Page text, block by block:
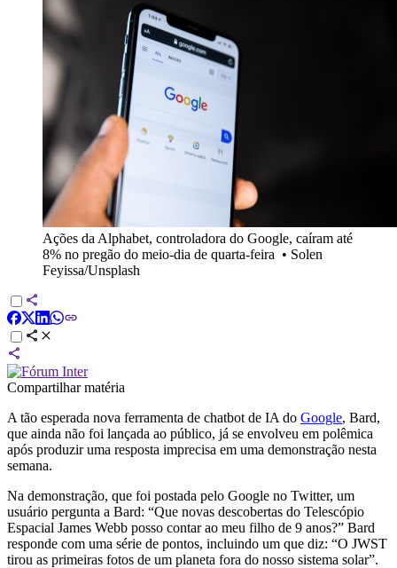
Ações da Alphabet, controladora do Google, caíram até
8% no pregão do meio-dia de quarta-feira • Solen
Feyissa/Unsplash
Compartilhar matéria
A tão esperada nova ferramenta de chatbot de IA do Google, Bard,
que ainda não foi lançada ao público, já se envolveu em polêmica
após produzir uma resposta imprecisa em uma demonstração nesta
semana.
Na demonstração, que foi postada pelo Google no Twitter, um
usuário pergunta a Bard: “Que novas descobertas do Telescópio
Espacial James Webb posso contar ao meu filho de 9 anos?” Bard
responde com uma série de pontos, incluindo um que diz: “O JWST
tirou as primeiras fotos de um planeta fora do nosso sistema solar”.